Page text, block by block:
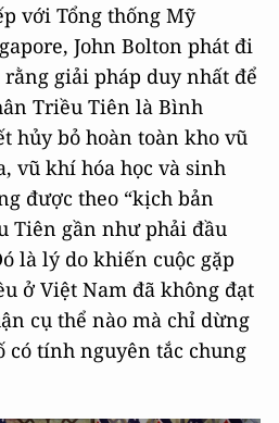
với Tổng thống Mỹ
John Bolton phát đi
giải pháp duy nhất để
Triều Tiên là Bình
hủy bỏ hoàn toàn kho vũ
vũ khí hóa học và sinh
được theo “kịch bản
Tiên gần như phải đầu
là lý do khiến cuộc gặp
ở Việt Nam đã không đạt
cụ thể nào mà chỉ dừng
tính nguyên tắc chung